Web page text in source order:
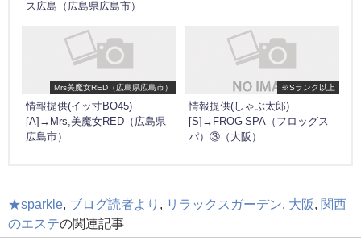
ス広島（広島県広島市）
Mrs美魔女RED（広島県広島市）
情報提供(イッ寸BO45)
[A]→Mrs,美魔女RED（広島県
広島市）
※Sランク以上
情報提供(しゃぶ太郎)
[S]→FROG SPA（フロッグス
パ）③（大阪）
★sparkle, ブログ読者より , リラックスガーデン, 大阪, 関西
のエステの関連記事